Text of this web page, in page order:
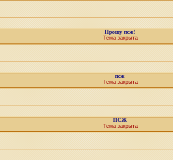
Прошу псж!
Тема закрыта
псж
Тема закрыта
ПСЖ
Тема закрыта